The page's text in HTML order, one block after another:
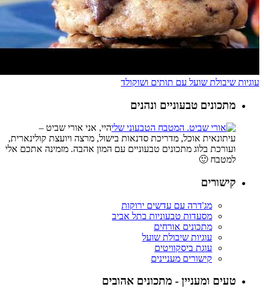
עוגיות שיבולת שועל עם תותים ושוקולד
מתכונים טבעוניים ונהנים
היי, אני אורי שביט –
עיתונאית אוכל, מדריכת סדנאות בישול, מרצה ויועצת קולינארית,
ועורכת בלוג מתכונים טבעוניים עם המון אהבה. מזמינה אתכם אלי
למטבח 🙂
קישורים
מג'דרה עם עדשים ירוקות
מסעדות טבעוניות בתל אביב
מתכונים אורחים
עוגיות שיבולת שועל
עוגת ביסקוויטים
קישורים מעניינים
טעים ומעניין - מתכונים אהובים